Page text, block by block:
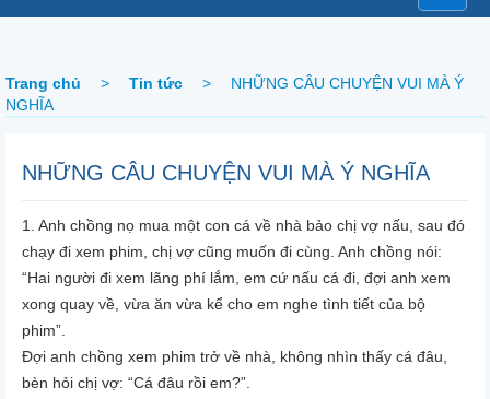
Trang chủ > Tin tức >
NHỮNG CÂU CHUYỆN VUI MÀ Ý
NGHĨA
NHỮNG CÂU CHUYỆN VUI MÀ Ý NGHĨA
1. Anh chồng nọ mua một con cá về nhà bảo chị vợ nấu, sau đó
chạy đi xem phim, chị vợ cũng muốn đi cùng. Anh chồng nói:
“Hai người đi xem lãng phí lắm, em cứ nấu cá đi, đợi anh xem
xong quay về, vừa ăn vừa kể cho em nghe tình tiết của bộ
phim”.
Đợi anh chồng xem phim trở về nhà, không nhìn thấy cá đâu,
bèn hỏi chị vợ: “Cá đâu rồi em?”.